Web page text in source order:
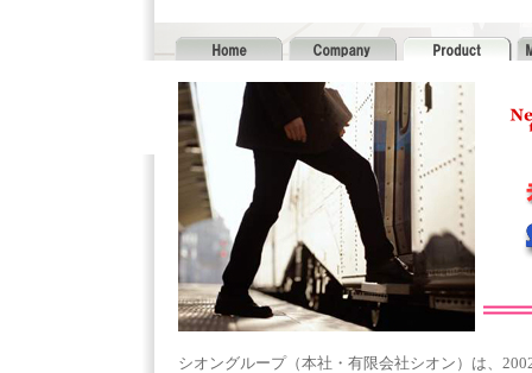
シオングループ（本社・有限会社シオン）は、